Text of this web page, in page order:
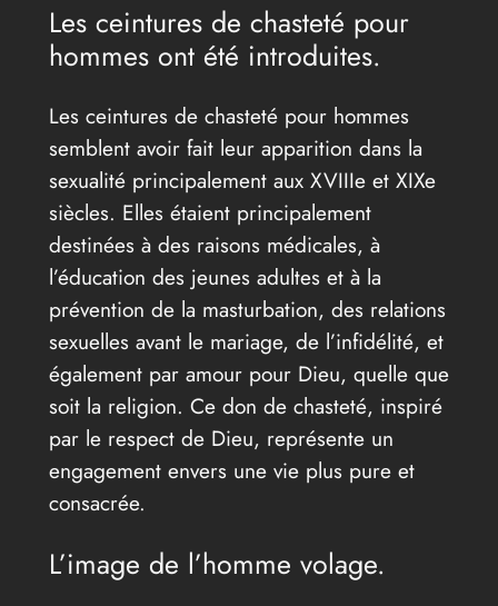
Les ceintures de chasteté pour
hommes ont été introduites.
Les ceintures de chasteté pour hommes
semblent avoir fait leur apparition dans la
sexualité principalement aux XVIIIe et XIXe
siècles. Elles étaient principalement
destinées à des raisons médicales, à
l’éducation des jeunes adultes et à la
prévention de la masturbation, des relations
sexuelles avant le mariage, de l’infidélité, et
également par amour pour Dieu, quelle que
soit la religion. Ce don de chasteté, inspiré
par le respect de Dieu, représente un
engagement envers une vie plus pure et
consacrée.
L’image de l’homme volage.